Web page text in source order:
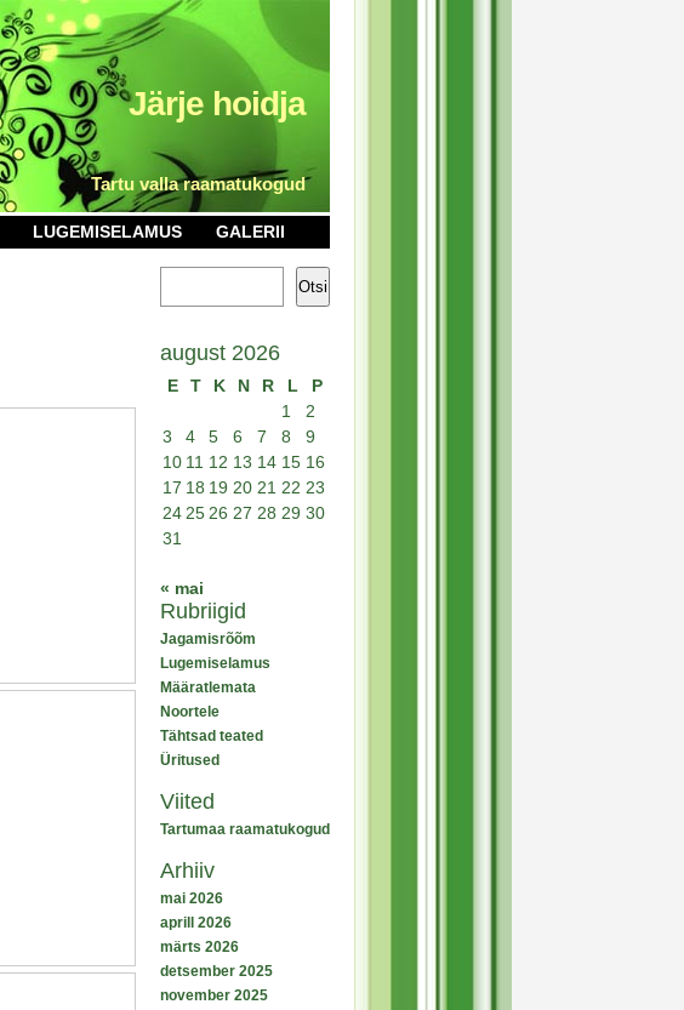
Järje hoidja
Tartu valla raamatukogud
LUGEMISELAMUS GALERII
Otsi
august 2026
E T K N R L
P
1
2
3
4 5 6 7 8
9
10 11 12 13 14 15 16
17 18 19 20 21 22 23
24 25 26 27 28 29 30
31
« mai
Rubriigid
Jagamisrõõm
Lugemiselamus
Määratlemata
Noortele
Tähtsad teated
Üritused
Viited
Tartumaa raamatukogud
Arhiiv
mai 2026
aprill 2026
märts 2026
detsember 2025
november 2025